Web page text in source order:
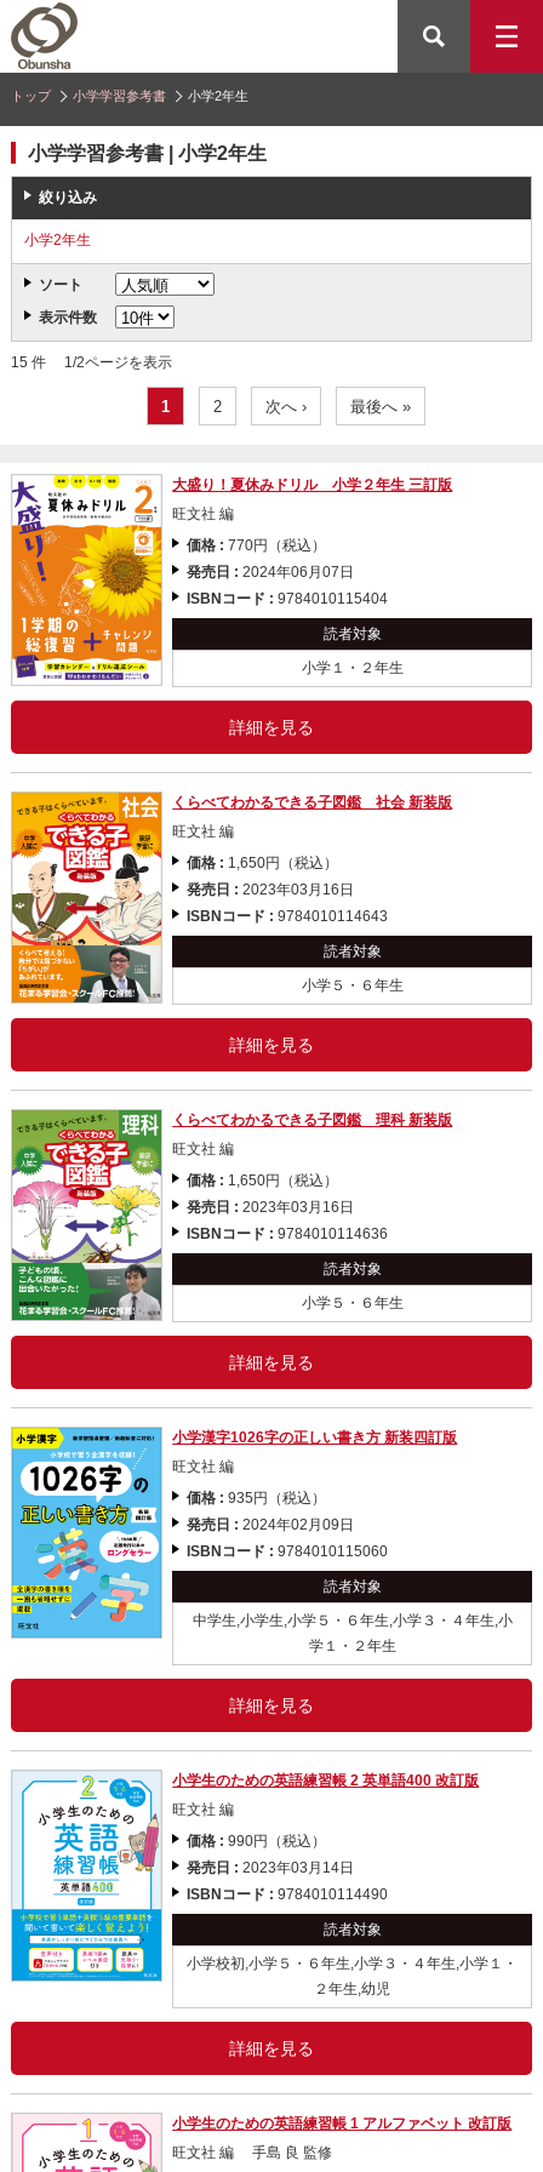
トップ 小学学習参考書 小学2年生
小学学習参考書 | 小学2年生
絞り込み
小学2年生
ソート
表示件数
15 件 1/2ページを表示
1 2 次へ › 最後へ »
大盛り！夏休みドリル 小学２年生 三訂版
旺文社 編
価格 :770円（税込）
発売日 :2024年06月07日
ISBNコード :9784010115404
読者対象
小学１・２年生
詳細を見る
くらべてわかるできる子図鑑 社会 新装版
旺文社 編
価格 : 1,650円（税込）
発売日 :2023年03月16日
ISBNコード :9784010114643
読者対象
小学５・６年生
詳細を見る
くらべてわかるできる子図鑑 理科 新装版
旺文社 編
価格 : 1,650円（税込）
発売日 :2023年03月16日
ISBNコード :9784010114636
読者対象
小学５・６年生
詳細を見る
小学漢字1026字の正しい書き方 新装四訂版
旺文社 編
価格 :935円（税込）
発売日 :2024年02月09日
ISBNコード :9784010115060
読者対象
中学生,小学生,小学５・６年生,小学３・４年生,小
学１・２年生
詳細を見る
小学生のための英語練習帳 2 英単語400 改訂版
旺文社 編
価格 :990円（税込）
発売日 :2023年03月14日
ISBNコード :9784010114490
読者対象
小学校初,小学５・６年生,小学３・４年生,小学１・
２年生,幼児
詳細を見る
小学生のための英語練習帳 1 アルファベット 改訂版
旺文社 編 手島 良 監修